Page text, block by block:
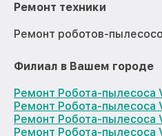
Ремонт техники
Ремонт роботов-
Филиал в Вашем городе
Ремонт Робота-пылесоса
Ремонт Робота-пылесоса
Ремонт Робота-пылесоса
Ремонт Робота-пылесоса